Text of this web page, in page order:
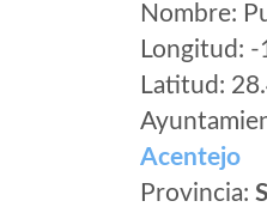
Nombre:
Longitud:
Latitud:
Acentejo
Provincia: